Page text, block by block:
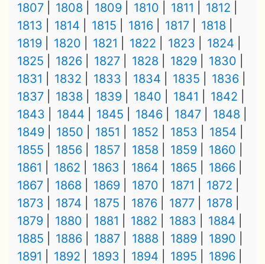
1807
1808 1809 1810 1811
1812
1813
1814 1815 1816 1817
1818
1819
1820 1821 1822 1823
1824
1825
1826 1827 1828 1829
1830
1831
1832 1833 1834 1835
1836
1837
1838 1839 1840 1841
1842
1843
1844 1845 1846 1847
1848
1849
1850 1851 1852 1853
1854
1855
1856 1857 1858 1859
1860
1861
1862 1863 1864 1865
1866
1867
1868 1869 1870 1871
1872
1873
1874 1875 1876 1877
1878
1879
1880 1881 1882 1883
1884
1885
1886 1887 1888 1889
1890
1891
1892 1893 1894 1895
1896